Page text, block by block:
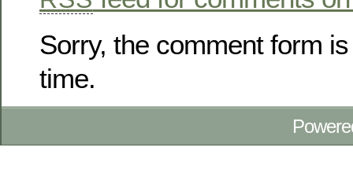
Sorry, the comment form
time.